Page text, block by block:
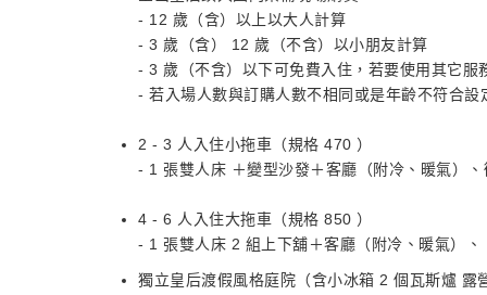
- 12 歲（含）以上以大人計算
- 3 歲（含） 12 歲（不含）以小朋友計算
- 3 歲（不含）以下可免費入住，若要使用其它服
- 若入場人數與訂購人數不相同或是年齡不符合設
2 - 3 人入住小拖車（規格 470 ）
- 1 張雙人床 ＋變型沙發＋客廳（附冷、暖氣）、
4 - 6 人入住大拖車（規格 850 ）
- 1 張雙人床 2 組上下舖＋客廳（附冷、暖氣）、
獨立皇后渡假風格庭院（含小冰箱 2 個瓦斯爐 露